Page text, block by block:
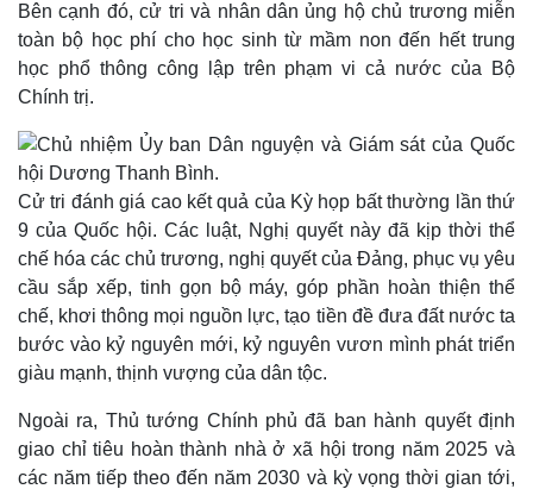
Thế giới
Quan sát
Hồ sơ
Multimedia
E-Magazine
Bên cạnh đó, cử tri và nhân dân ủng hộ chủ trương miễn
toàn bộ học phí cho học sinh từ mầm non đến hết trung
học phổ thông công lập trên phạm vi cả nước của Bộ
Chính trị.
Cử tri đánh giá cao kết quả của Kỳ họp bất thường lần thứ
9 của Quốc hội. Các luật, Nghị quyết này đã kịp thời thể
chế hóa các chủ trương, nghị quyết của Đảng, phục vụ yêu
cầu sắp xếp, tinh gọn bộ máy, góp phần hoàn thiện thể
chế, khơi thông mọi nguồn lực, tạo tiền đề đưa đất nước ta
bước vào kỷ nguyên mới, kỷ nguyên vươn mình phát triển
giàu mạnh, thịnh vượng của dân tộc.
Ngoài ra, Thủ tướng Chính phủ đã ban hành quyết định
giao chỉ tiêu hoàn thành nhà ở xã hội trong năm 2025 và
các năm tiếp theo đến năm 2030 và kỳ vọng thời gian tới,